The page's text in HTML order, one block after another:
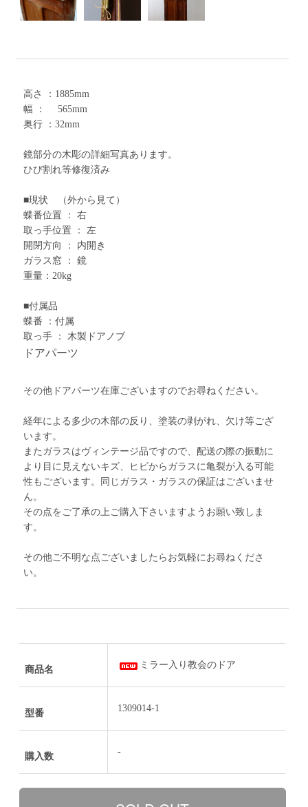
高さ ：1885mm
幅 ： 565mm
奥行 ：32mm
鏡部分の木彫の詳細写真あります。
ひび割れ等修復済み
■現状 （外から見て）
蝶番位置 ： 右
取っ手位置 ： 左
開閉方向 ： 内開き
ガラス窓 ： 鏡
重量：20kg
■付属品
蝶番 ：付属
取っ手 ： 木製ドアノブ
ドアパーツ
その他ドアパーツ在庫ございますのでお尋ねください。
経年による多少の木部の反り、塗装の剥がれ、欠け等ござ
います。
またガラスはヴィンテージ品ですので、配送の際の振動に
より目に見えないキズ、ヒビからガラスに亀裂が入る可能
性もございます。同じガラス・ガラスの保証はございませ
ん。
その点をご了承の上ご購入下さいますようお願い致しま
す。
その他ご不明な点ございましたらお気軽にお尋ねくださ
い。
商品名 ミラー入り教会のドア
型番 1309014-1
購入数 -